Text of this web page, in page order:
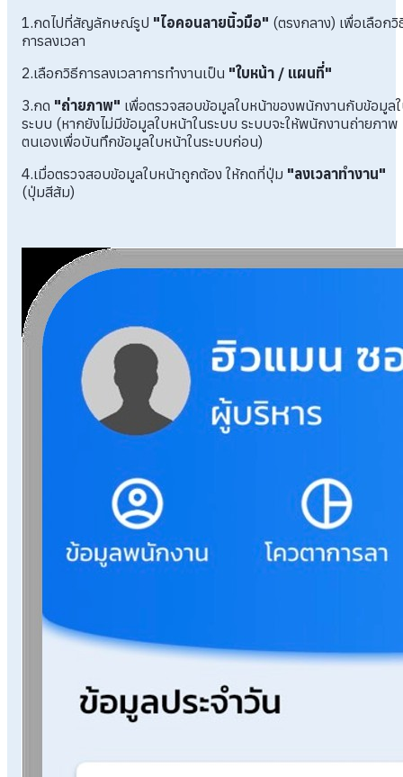
1.กดไปที่สัญลักษณ์รูป "ไอคอนลายนิ้วมือ" (ตรงกลาง) เพื่อเลือกวิ
การลงเวลา
2.เลือกวิธีการลงเวลาการทำงานเป็น "ใบหน้า / แผนที่"
3.กด "ถ่ายภาพ" เพื่อตรวจสอบข้อมูลใบหน้าของพนักงานกับข้อมูล
ระบบ (หากยังไม่มีข้อมูลใบหน้าในระบบ ระบบจะให้พนักงานถ่ายภาพ
ตนเองเพื่อบันทึกข้อมูลใบหน้าในระบบก่อน)
4.เมื่อตรวจสอบข้อมูลใบหน้าถูกต้อง ให้กดที่ปุ่ม "ลงเวลาทำงาน"
(ปุ่มสีส้ม)